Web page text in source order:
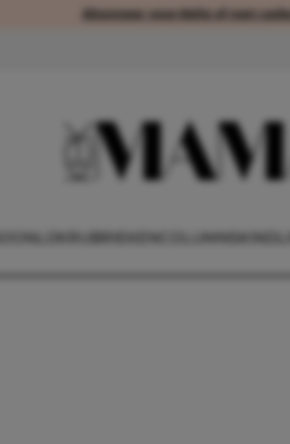
Abonneer voordelig of met
Abonneer